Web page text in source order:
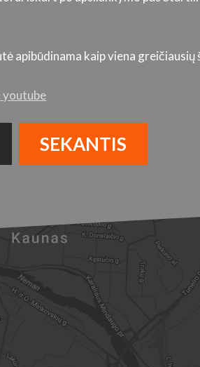
apibūdinama kaip viena
youtube
SEKANTIS